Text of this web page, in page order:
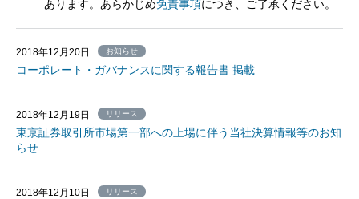
あります。あらかじめ免責事項につき、ご了承ください。
2018年12月20日 お知らせ
コーポレート・ガバナンスに関する報告書 掲載
2018年12月19日 リリース
東京証券取引所市場第一部への上場に伴う当社決算情報等のお知
らせ
2018年12月10日 リリース